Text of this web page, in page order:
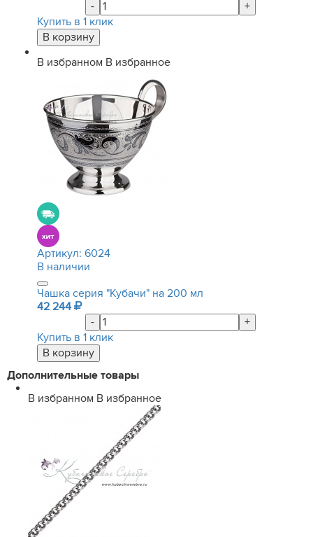
-
+
Купить в 1 клик
В избранном В избранное
Артикул: 6024
В наличии
Чашка серия "Кубачи" на 200 мл
42 244
-
+
Купить в 1 клик
Дополнительные товары
В избранном В избранное